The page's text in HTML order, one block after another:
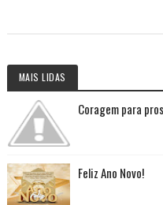
MAIS LIDAS
Coragem para
Feliz Ano Novo!